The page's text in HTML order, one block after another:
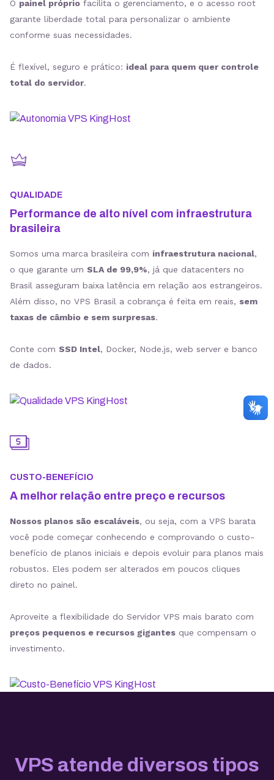
O painel próprio facilita o gerenciamento, e o acesso root
garante liberdade total para personalizar o ambiente
conforme suas necessidades.
É flexível, seguro e prático: ideal para quem quer controle
total do servidor.
QUALIDADE
Performance de alto nível com infraestrutura
brasileira
Somos uma marca brasileira com infraestrutura nacional,
o que garante um SLA de 99,9%, já que datacenters no
Brasil asseguram baixa latência em relação aos estrangeiros.
Além disso, no VPS Brasil a cobrança é feita em reais, sem
taxas de câmbio e sem surpresas.
Conte com SSD Intel, Docker, Node.js, web server e banco
de dados.
CUSTO-BENEFÍCIO
A melhor relação entre preço e recursos
Nossos planos são escaláveis, ou seja, com a VPS barata
você pode começar conhecendo e comprovando o custo-
benefício de planos iniciais e depois evoluir para planos mais
robustos. Eles podem ser alterados em poucos cliques
direto no painel.
Aproveite a flexibilidade do Servidor VPS mais barato com
preços pequenos e recursos gigantes que compensam o
investimento.
VPS atende diversos tipos